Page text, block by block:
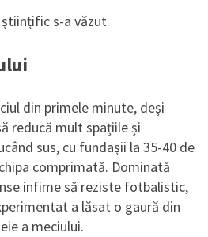
s-a văzut.
din primele minute, deși
reducă mult spațiile și
sus, cu fundașii la 35-40 de
comprimată. Dominată
infime să reziste fotbalistic,
a lăsat o gaură din
a meciului.